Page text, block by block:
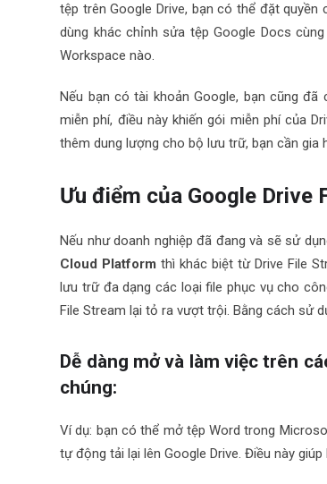
tệp trên Google Drive, bạn có thể đặt
dùng khác chỉnh sửa tệp Google Docs
Workspace nào.
Nếu bạn có tài khoản Google, bạn cũng
miễn phí, điều này khiến gói miễn phí của
thêm dung lượng cho bộ lưu trữ, bạn cần gia
Ưu điểm của Google Drive
Nếu như doanh nghiệp đã đang và sẽ sử
Cloud Platform thì khác biệt từ Drive File
lưu trữ đa dạng các loại file phục vụ cho
File Stream lại tỏ ra vượt trội. Bằng cách sử
Dễ dàng mở và làm việc trên
chúng:
Ví dụ: bạn có thể mở tệp Word trong
tự động tải lại lên Google Drive. Điều này